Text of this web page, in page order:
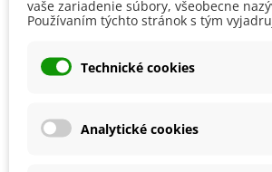
zvyčajneniekoľko týždňov.
hlinitý, priepustný, s dobrou drenážou
Okolo vysadeného stromčeka by mal byť
Boroviciam sa najviac darí na slnečnom
tienistom stanovisku, ideálne s
Detaily produktu
Výška
Stanovisko
Polotienisté
vaše zariadenie súbory, všeobecne
Používaním týchto stránok s tým
Technické cookies
Analytické cookies